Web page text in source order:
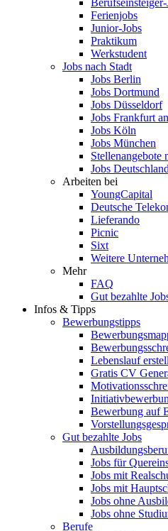
Berufseinsteiger-
Ferienjobs
Junior-Jobs
Praktikum
Werkstudent
Jobs nach Stadt
Jobs Berlin
Jobs Dortmund
Jobs Düsseldorf
Jobs Frankfurt
Jobs Köln
Jobs München
Stellenangebote
Jobs Deutschland
Arbeiten bei
YoungCapital
Deutsche
Lieferando
Picnic
Sixt
Weitere
Mehr
FAQ
Gut bezahlte
Infos & Tipps
Bewerbungstipps
Lebenslauf
Gratis CV
Bewerbung auf
Gut bezahlte Jobs
Jobs für
Jobs mit
Jobs mit
Jobs ohne
Jobs ohne
Berufe